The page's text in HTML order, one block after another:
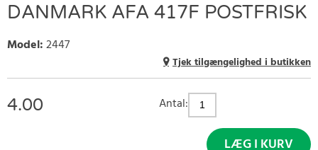
DANMARK AFA 417F POSTFRISK
Model:2447
Tjek tilgængelighed i butikken
4.00 Antal:
LÆG I KURV